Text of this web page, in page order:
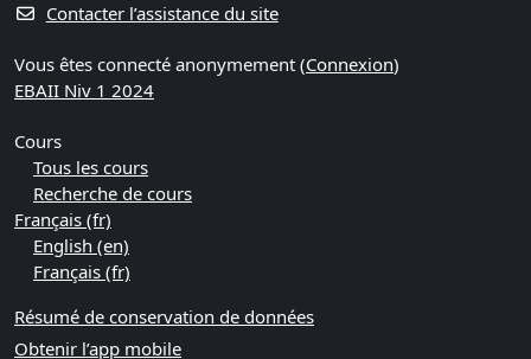
Contacter l’assistance du site
Vous êtes connecté anonymement (Connexion)
EBAII Niv 1 2024
Cours
Tous les cours
Recherche de cours
Français ‎(fr)‎
English ‎(en)‎
Français ‎(fr)‎
Résumé de conservation de données
Obtenir l’app mobile